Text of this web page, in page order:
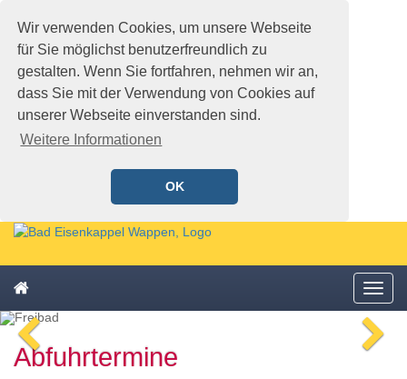
Wir verwenden Cookies, um unsere Webseite
für Sie möglichst benutzerfreundlich zu
gestalten. Wenn Sie fortfahren, nehmen wir an,
dass Sie mit der Verwendung von Cookies auf
unserer Webseite einverstanden sind.
Weitere Informationen
OK
Schnellmenü
Zur
springen,
Accesskey
Zur
Hauptnavigation
springen,
Schnellmenü
zurück
Menü
Bild
Zum
Schnellmenü
zurück
Abfuhrtermine